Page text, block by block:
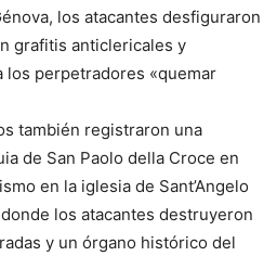
los atacantes desfiguraron
grafitis anticlericales y
los perpetradores «quemar
también registraron una
de San Paolo della Croce en
en la iglesia de Sant’Angelo
los atacantes destruyeron
y un órgano histórico del